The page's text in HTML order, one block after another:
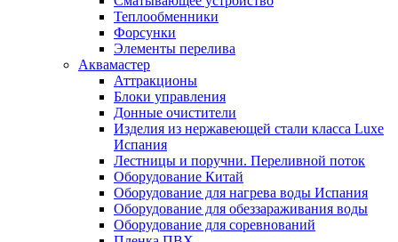
Теплообменники
Форсунки
Элементы перелива
Аквамастер
Аттракционы
Блоки управления
Донные очистители
Изделия из нержавеющей стали класса Luxe
Испания
Лестницы и поручни. Переливной поток
Оборудование Китай
Оборудование для нагрева воды Испания
Оборудование для обеззараживания воды
Оборудование для соревнований